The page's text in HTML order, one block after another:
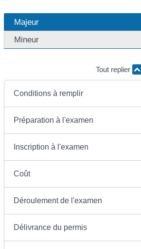
Majeur
Mineur
Tout replier
Conditions à remplir
Préparation à l'examen
Inscription à l'examen
Coût
Déroulement de l'examen
Délivrance du permis